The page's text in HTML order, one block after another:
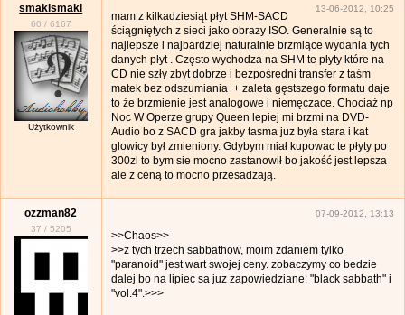
smakismaki
60 / 6167
Użytkownik
13-06-2012, 10:25
mam z kilkadziesiąt płyt SHM-SACD
ściągniętych z sieci jako obrazy ISO. Generalnie są to
najlepsze i najbardziej naturalnie brzmiące wydania tych
danych płyt . Często wychodza na SHM te płyty które na
CD nie szły zbyt dobrze i bezpośredni transfer z taśm
matek bez odszumiania + zaleta gęstszego formatu daje
to że brzmienie jest analogowe i niemęczace. Chociaż np
Noc W Operze grupy Queen lepiej mi brzmi na DVD-
Audio bo z SACD gra jakby tasma juz była stara i kat
glowicy był zmieniony. Gdybym miał kupowac te płyty po
300zl to bym sie mocno zastanowił bo jakość jest lepsza
ale z ceną to mocno przesadzają.
ozzman82
37 / 5205
07-09-2012, 13:13
>>Chaos>>
>>z tych trzech sabbathow, moim zdaniem tylko
"paranoid" jest wart swojej ceny. zobaczymy co bedzie
dalej bo na lipiec sa juz zapowiedziane: "black sabbath" i
"vol.4".>>>